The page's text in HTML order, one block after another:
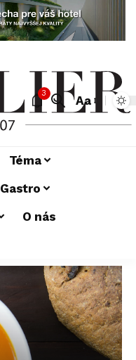
3
Aa
Téma
Gastro
O nás